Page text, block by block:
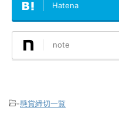
Hatena
note
-懸賞締切一覧